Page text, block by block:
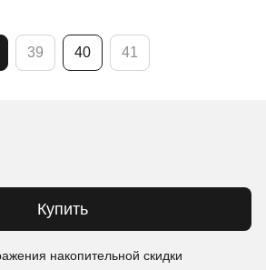
39 40 41
Купить
накопительной скидки